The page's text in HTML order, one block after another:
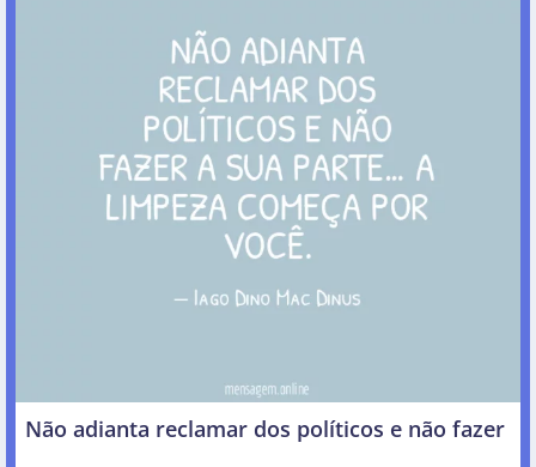
Não adianta reclamar dos políticos e não fazer